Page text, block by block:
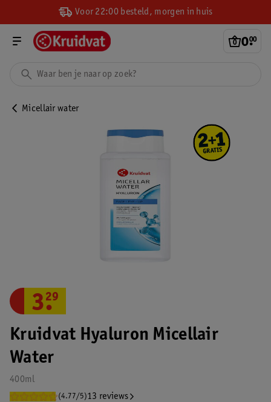
Voor 22:00 besteld, morgen in huis
0.
00
Micellair water
Kruidvat Hyaluron Micellair
Water
400ml
(4.77/5)13 reviews
3.
29